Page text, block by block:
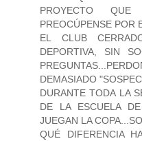
PROYECTO
PREOCÚPENSE POR
EL CLUB
DEPORTIVA, SIN
DEMASIADO
DURANTE TODA LA
DE LA ESCUELA
JUEGAN LA
QUÉ DIFERENCIA